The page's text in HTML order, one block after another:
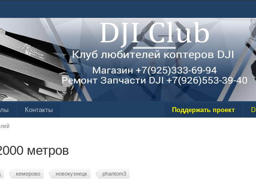
Поддержать проект
Контакты
метров
кемерово новокузнецк phantom3